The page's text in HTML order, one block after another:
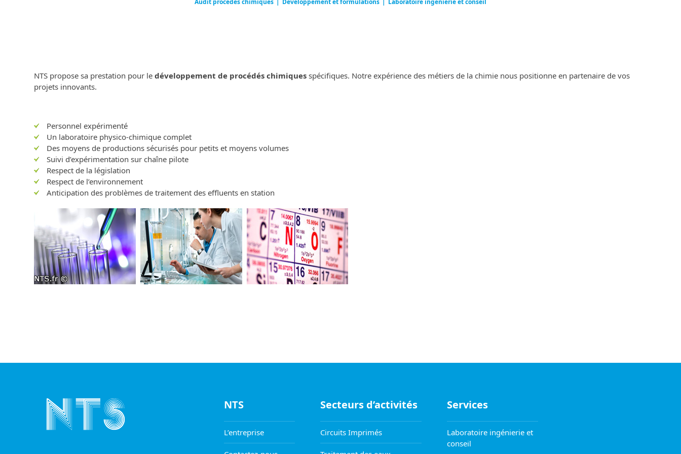
Audit procédés chimiques Développement et formulations Laboratoire ingénierie et conseil
NTS propose sa prestation pour ledéveloppement de procédés chimiquesspécifiques. Notre expérience des métiers de la chimie nous positionne en partenaire de vos
projets innovants.
Personnel expérimenté
Un laboratoire physico-chimique complet
Des moyens de productions sécurisés pour petits et moyens volumes
Suivi d’expérimentation sur chaîne pilote
Respect de la législation
Respect de l’environnement
Anticipation des problèmes de traitement des effluents en station
NTS
L’entreprise
Secteurs d’activités
Circuits Imprimés
Services
Laboratoire ingénierie et
conseil